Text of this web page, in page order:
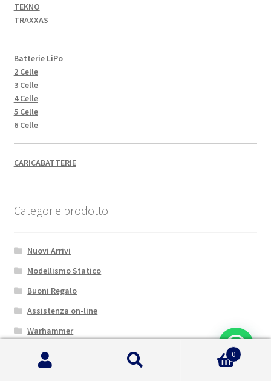
TEKNO
TRAXXAS
Batterie LiPo
2 Celle
3 Celle
4 Celle
5 Celle
6 Celle
CARICABATTERIE
Categorie prodotto
Nuovi Arrivi
Modellismo Statico
Buoni Regalo
Assistenza on-line
Warhammer
Camion RC
Auto Elettriche
0